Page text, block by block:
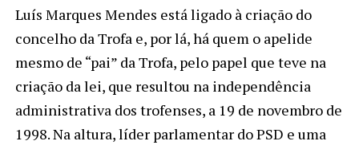
Luís Marques Mendes está ligado à criação do
concelho da Trofa e, por lá, há quem o apelide
mesmo de “pai” da Trofa, pelo papel que teve na
criação da lei, que resultou na independência
administrativa dos trofenses, a 19 de novembro de
1998. Na altura, líder parlamentar do PSD e uma